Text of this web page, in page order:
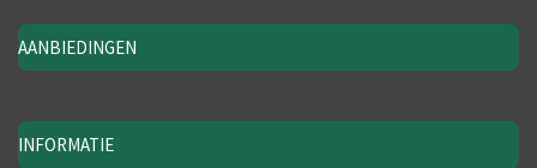
AANBIEDINGEN
INFORMATIE